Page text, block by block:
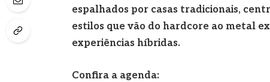
espalhados por casas tradicionais,
estilos que vão do hardcore ao metal
experiências híbridas.
Confira a agenda: